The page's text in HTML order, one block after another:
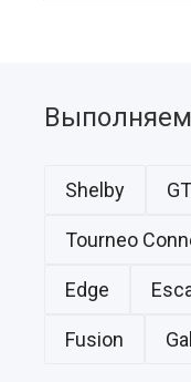
Shelby GT
Tourneo
Edge
Fusion